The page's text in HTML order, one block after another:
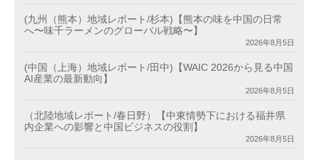
(九州（熊本）地域レポート/杉本)【熊本の味を中国の日常
へ〜味千ラーメンのグローバル戦略〜】
2026年8月5日
(中国（上海）地域レポート/田中)【WAIC 2026から見る中国
AI産業の最新動向】
2026年8月5日
（北陸地域レポート/春日野）【中東情勢下における福井県
内企業への影響と中国ビジネスの役割】
2026年8月5日